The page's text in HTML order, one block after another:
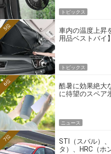
トピックス
車内の温度上昇
用品ベストバイ】
5位
トピックス
酷暑に効果絶大
に待望のスペア
6位
ニュース
STI（スバル）
タ）、HRC（ホ
7位